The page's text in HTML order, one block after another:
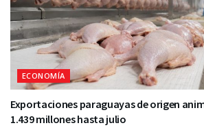
ECONOMÍA
Exportaciones paraguayas de origen
1.439 millones hasta julio